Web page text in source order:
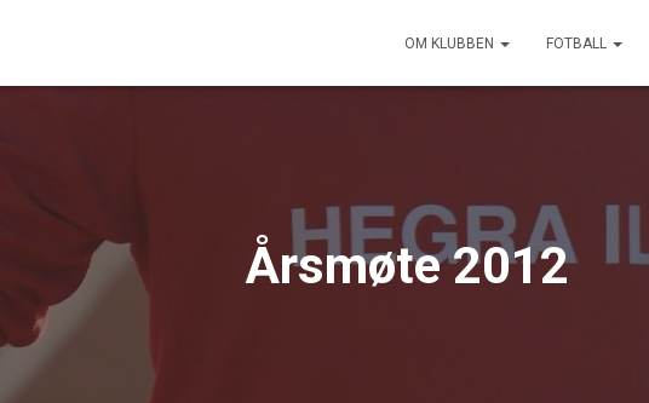
OM KLUBBEN FOTBALL
Årsmøte 2012